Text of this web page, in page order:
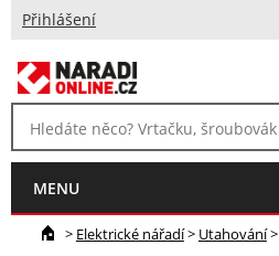
Přihlášení
MENU
> Elektrické nářadí> Utahování>